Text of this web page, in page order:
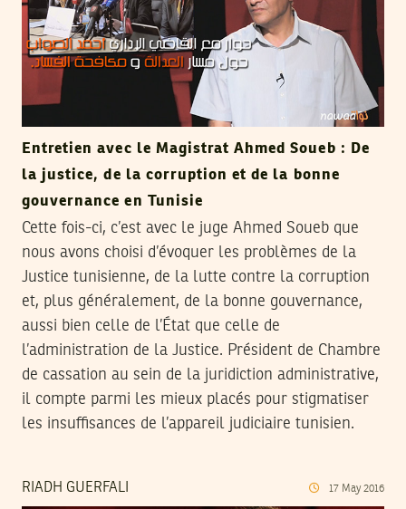
Entretien avec le Magistrat Ahmed Soueb : De
la justice, de la corruption et de la bonne
gouvernance en Tunisie
Cette fois-ci, c’est avec le juge Ahmed Soueb que
nous avons choisi d’évoquer les problèmes de la
Justice tunisienne, de la lutte contre la corruption
et, plus généralement, de la bonne gouvernance,
aussi bien celle de l’État que celle de
l’administration de la Justice. Président de Chambre
de cassation au sein de la juridiction administrative,
il compte parmi les mieux placés pour stigmatiser
les insuffisances de l’appareil judiciaire tunisien.
RIADH GUERFALI 17 May 2016